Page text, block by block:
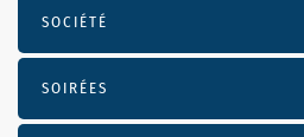
SOCIÉTÉ
SOIRÉES